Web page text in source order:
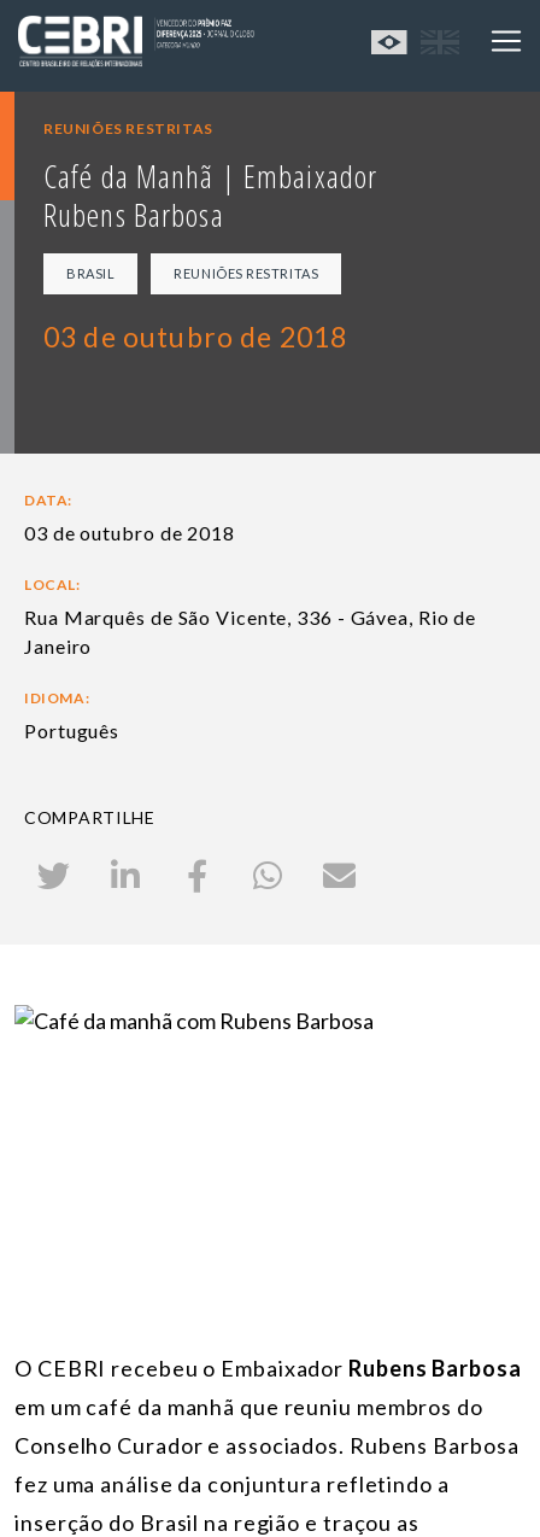
REUNIÕES RESTRITAS
Café da Manhã | Embaixador
Rubens Barbosa
BRASIL REUNIÕES RESTRITAS
03 de outubro de 2018
DATA:
03 de outubro de 2018
LOCAL:
Rua Marquês de São Vicente, 336 - Gávea, Rio de
Janeiro
IDIOMA:
Português
COMPARTILHE
O CEBRI recebeu o Embaixador Rubens Barbosa
em um café da manhã que reuniu membros do
Conselho Curador e associados. Rubens Barbosa
fez uma análise da conjuntura refletindo a
inserção do Brasil na região e traçou as